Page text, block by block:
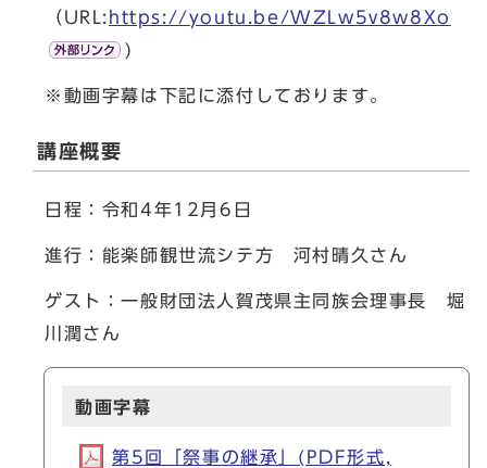
（URL: https://youtu.be/WZLw5v8w8Xo
)
※動画字幕は下記に添付しております。
講座概要
日程：令和4年12月6日
進行：能楽師観世流シテ方 河村晴久さん
ゲスト：一般財団法人賀茂県主同族会理事長 堀
川潤さん
動画字幕
第5回「祭事の継承」(PDF形式,